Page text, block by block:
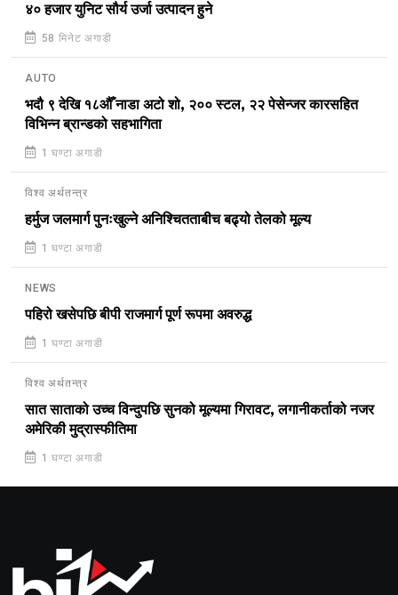
४० हजार युनिट सौर्य उर्जा उत्पादन हुने
58 मिनेट अगाडी
AUTO
भदौ ९ देखि १८औँ नाडा अटो शो, २०० स्टल, २२ पेसेन्जर कारसहित
विभिन्न ब्रान्डको सहभागिता
1 घण्टा अगाडी
विश्व अर्थतन्त्र
हर्मुज जलमार्ग पुनःखुल्ने अनिश्चितताबीच बढ्यो तेलको मूल्य
1 घण्टा अगाडी
NEWS
पहिरो खसेपछि बीपी राजमार्ग पूर्ण रूपमा अवरुद्ध
1 घण्टा अगाडी
विश्व अर्थतन्त्र
सात साताको उच्च विन्दुपछि सुनको मूल्यमा गिरावट, लगानीकर्ताको नजर
अमेरिकी मुद्रास्फीतिमा
1 घण्टा अगाडी